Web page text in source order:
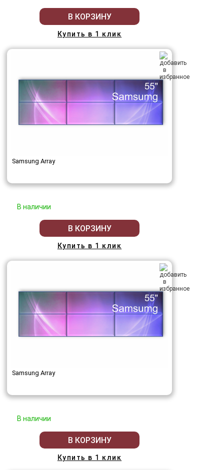
В КОРЗИНУ
Купить в 1 клик
Samsung Array
В наличии
В КОРЗИНУ
Купить в 1 клик
Samsung Array
В наличии
В КОРЗИНУ
Купить в 1 клик